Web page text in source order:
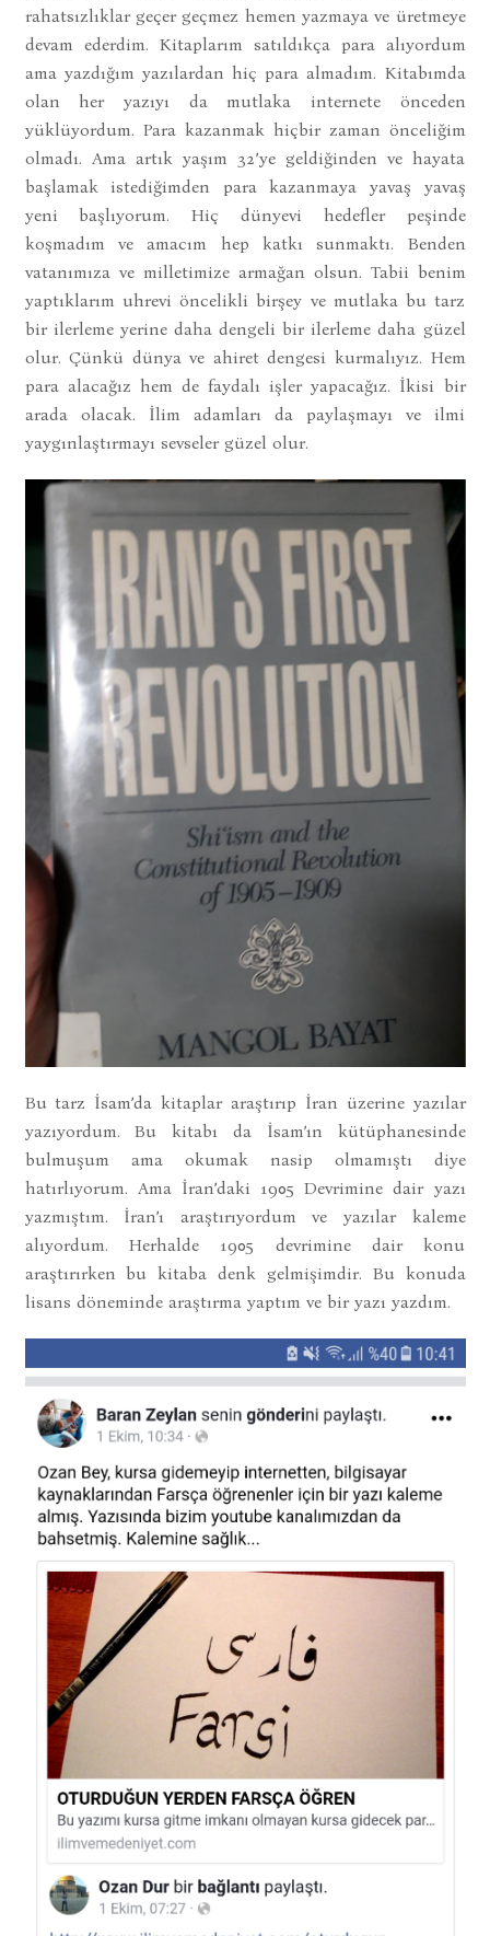
rahatsızlıklar geçer geçmez hemen yazmaya ve üretmeye
devam ederdim. Kitaplarım satıldıkça para alıyordum
ama yazdığım yazılardan hiç para almadım. Kitabımda
olan her yazıyı da mutlaka internete önceden
yüklüyordum. Para kazanmak hiçbir zaman önceliğim
olmadı. Ama artık yaşım 32’ye geldiğinden ve hayata
başlamak istediğimden para kazanmaya yavaş yavaş
yeni başlıyorum. Hiç dünyevi hedefler peşinde
koşmadım ve amacım hep katkı sunmaktı. Benden
vatanımıza ve milletimize armağan olsun. Tabii benim
yaptıklarım uhrevi öncelikli birşey ve mutlaka bu tarz
bir ilerleme yerine daha dengeli bir ilerleme daha güzel
olur. Çünkü dünya ve ahiret dengesi kurmalıyız. Hem
para alacağız hem de faydalı işler yapacağız. İkisi bir
arada olacak. İlim adamları da paylaşmayı ve ilmi
yaygınlaştırmayı sevseler güzel olur.
Bu tarz İsam’da kitaplar araştırıp İran üzerine yazılar
yazıyordum. Bu kitabı da İsam’ın kütüphanesinde
bulmuşum ama okumak nasip olmamıştı diye
hatırlıyorum. Ama İran’daki 1905 Devrimine dair yazı
yazmıştım. İran’ı araştırıyordum ve yazılar kaleme
alıyordum. Herhalde 1905 devrimine dair konu
araştırırken bu kitaba denk gelmişimdir. Bu konuda
lisans döneminde araştırma yaptım ve bir yazı yazdım.